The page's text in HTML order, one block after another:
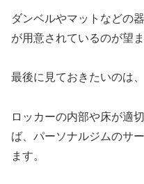
ダンベルやマットなどの
が用意されているのが望
最後に見ておきたいのは
ロッカーの内部や床が適
ば、パーソナルジムのサ
ます。